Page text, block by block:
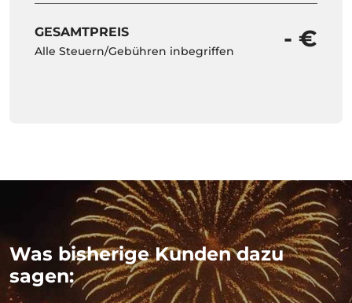
GESAMTPREIS
Alle Steuern/Gebühren inbegriffen - €
Was bisherige Kunden dazu
sagen: